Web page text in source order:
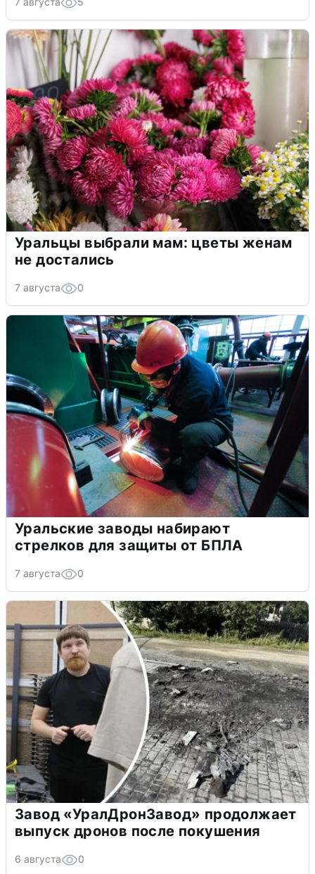
Уральцы выбрали мам: цветы женам
не достались
7 августа 0
Уральские заводы набирают
стрелков для защиты от БПЛА
7 августа 0
Завод «УралДронЗавод» продолжает
выпуск дронов после покушения
6 августа 0